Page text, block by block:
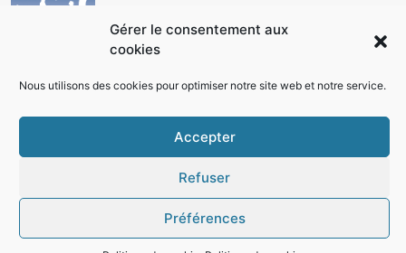
Gérer le consentement aux
cookies
Nous utilisons des cookies pour optimiser notre site web et notre service.
Accepter
Refuser
Préférences
+33 3 88 10 63
RÉSEAUX SOCIAUX